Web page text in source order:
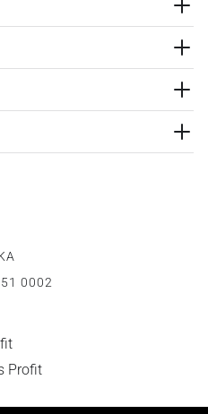
0002